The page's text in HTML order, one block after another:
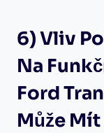
6) ‍Vliv
Na
Ford
‍může